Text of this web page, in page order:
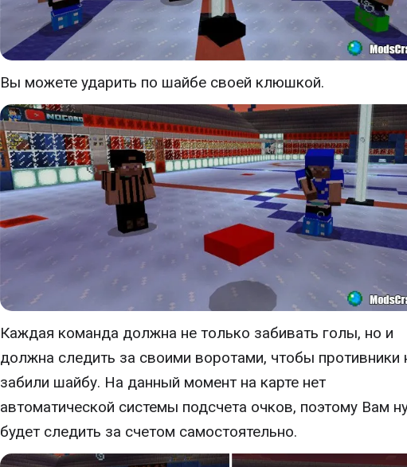
Вы можете ударить по шайбе своей клюшкой.
Каждая команда должна не только забивать голы, но и
должна следить за своими воротами, чтобы противники
забили шайбу. На данный момент на карте нет
автоматической системы подсчета очков, поэтому Вам
будет следить за счетом самостоятельно.